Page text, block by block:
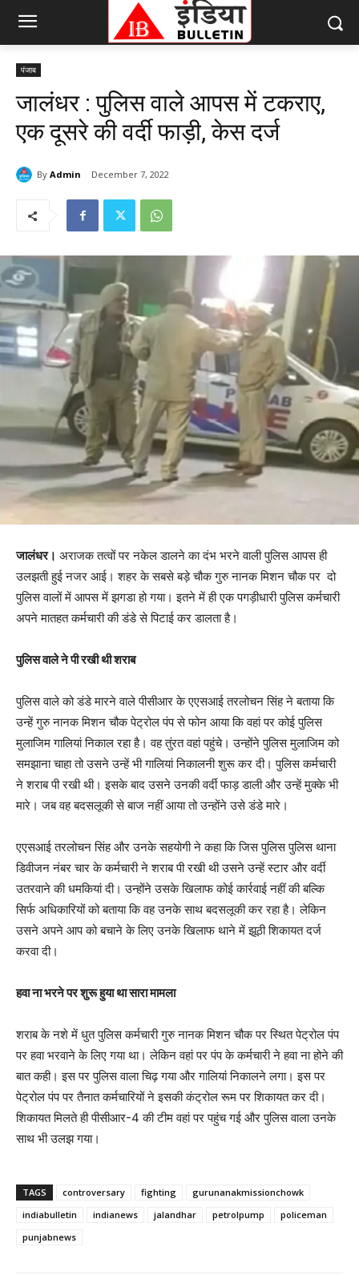
पंजाब
जालंधर : पुलिस वाले आपस में टकराए,
एक दूसरे की वर्दी फाड़ी, केस दर्ज
By Admin December 7, 2022
जालंधर। अराजक तत्वों पर नकेल डालने का दंभ भरने वाली पुलिस आपस ही
उलझती हुई नजर आई। शहर के सबसे बड़े चौक गुरु नानक मिशन चौक पर दो
पुलिस वालों में आपस में झगडा हो गया। इतने में ही एक पगड़ीधारी पुलिस कर्मचारी
अपने मातहत कर्मचारी की डंडे से पिटाई कर डालता है।
पुलिस वाले ने पी रखी थी शराब
पुलिस वाले को डंडे मारने वाले पीसीआर के एएसआई तरलोचन सिंह ने बताया कि
उन्हें गुरु नानक मिशन चौक पेट्रोल पंप से फोन आया कि वहां पर कोई पुलिस
मुलाजिम गालियां निकाल रहा है। वह तुंरत वहां पहुंचे। उन्होंने पुलिस मुलाजिम को
समझाना चाहा तो उसने उन्हें भी गालियां निकालनी शुरू कर दी। पुलिस कर्मचारी
ने शराब पी रखी थी। इसके बाद उसने उनकी वर्दी फाड़ डाली और उन्हें मुक्के भी
मारे। जब वह बदसलूकी से बाज नहीं आया तो उन्होंने उसे डंडे मारे।
एएसआई तरलोचन सिंह और उनके सहयोगी ने कहा कि जिस पुलिस पुलिस थाना
डिवीजन नंबर चार के कर्मचारी ने शराब पी रखी थी उसने उन्हें स्टार और वर्दी
उतरवाने की धमकियां दी। उन्होंने उसके खिलाफ कोई कार्रवाई नहीं की बल्कि
सिर्फ अधिकारियों को बताया कि वह उनके साथ बदसलूकी कर रहा है। लेकिन
उसने अपने आप को बचाने के लिए उनके खिलाफ थाने में झूठी शिकायत दर्ज
करवा दी।
हवा ना भरने पर शुरू हुया था सारा मामला
शराब के नशे में धुत पुलिस कर्मचारी गुरु नानक मिशन चौक पर स्थित पेट्रोल पंप
पर हवा भरवाने के लिए गया था। लेकिन वहां पर पंप के कर्मचारी ने हवा ना होने की
बात कही। इस पर पुलिस वाला चिढ़ गया और गालियां निकालने लगा। इस पर
पेट्रोल पंप पर तैनात कर्मचारियों ने इसकी कंट्रोल रूम पर शिकायत कर दी।
शिकायत मिलते ही पीसीआर-4 की टीम वहां पर पहुंच गई और पुलिस वाला उनके
साथ भी उलझ गया।
TAGS controversary fighting
gurunanakmissionchowk
indiabulletin
indianews jalandhar petrolpump
policeman
punjabnews